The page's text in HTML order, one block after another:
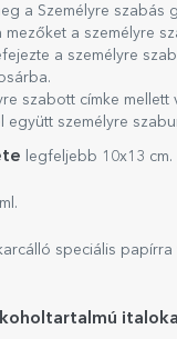
a Személyre szabás
mezőket a személyre
a személyre
szabott címke
együtt személyre
legfeljebb 10x13 cm.
speciális papírra